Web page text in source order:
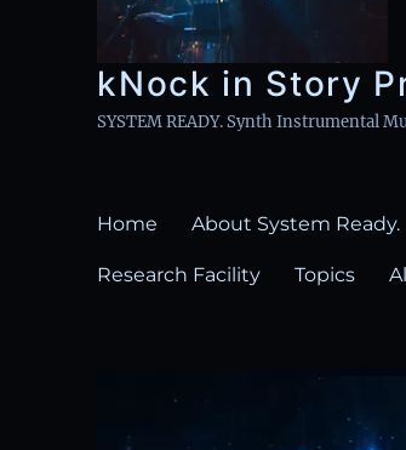
kNock in Story
SYSTEM READY. Synth Instrumental
Home About System Ready.
Research Facility Topics